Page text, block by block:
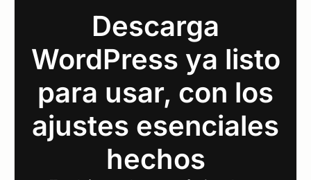
Descarga
WordPress ya listo
para usar, con los
ajustes esenciales
hechos